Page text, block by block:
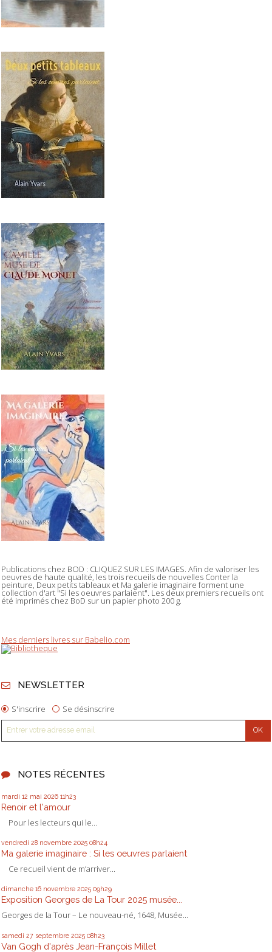
Publications chez BOD : CLIQUEZ SUR LES IMAGES. Afin de valoriser les
oeuvres de haute qualité, les trois recueils de nouvelles Conter la
peinture, Deux petits tableaux et Ma galerie imaginaire forment une
collection d'art "Si les oeuvres parlaient". Les deux premiers recueils ont
été imprimés chez BoD sur un papier photo 200 g.
Mes derniers livres sur Babelio.com
NEWSLETTER
S'inscrire Se désinscrire
NOTES RÉCENTES
mardi 12 mai 2026 11h23
Renoir et l'amour
Pour les lecteurs qui le...
vendredi 28 novembre 2025 08h24
Ma galerie imaginaire : Si les oeuvres parlaient
Ce recueil vient de m’arriver...
dimanche 16 novembre 2025 09h29
Exposition Georges de La Tour 2025 musée...
Georges de la Tour – Le nouveau-né, 1648, Musée...
samedi 27 septembre 2025 08h23
Van Gogh d'après Jean-François Millet